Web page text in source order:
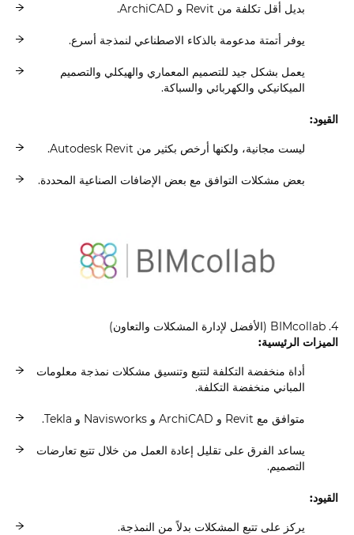
بديل أقل تكلفة من Revit و ArchiCAD.
يوفر أتمتة مدعومة بالذكاء الاصطناعي لنمذجة أسرع.
يعمل بشكل جيد للتصميم المعماري والهيكلي والتصميم
الميكانيكي والكهربائي والسباكة.
القيود:
ليست مجانية، ولكنها أرخص بكثير من Autodesk Revit.
بعض مشكلات التوافق مع بعض الإضافات الصناعية المحددة.
4. BIMcollab (الأفضل لإدارة المشكلات والتعاون)
الميزات الرئيسية:
أداة منخفضة التكلفة لتتبع وتنسيق مشكلات نمذجة معلومات
المباني منخفضة التكلفة.
متوافق مع Revit و ArchiCAD و Navisworks و Tekla.
يساعد الفرق على تقليل إعادة العمل من خلال تتبع تعارضات
التصميم.
القيود:
يركز على تتبع المشكلات بدلاً من النمذجة.